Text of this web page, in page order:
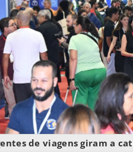
de viagens giram a